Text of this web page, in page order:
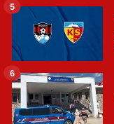
5
6